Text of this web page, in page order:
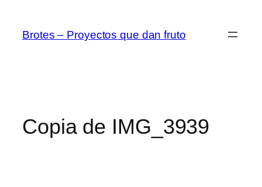
contenido
Brotes – Proyectos que dan fruto
Copia de IMG_3939